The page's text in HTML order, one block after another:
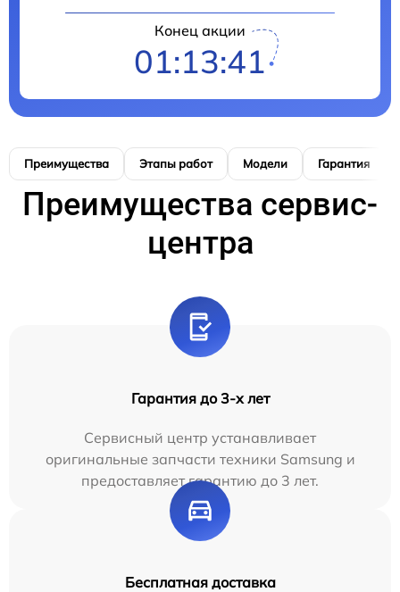
Конец акции
01:13:40
Преимущества Этапы работ Модели Гарантия
Преимущества сервис-
центра
Гарантия до 3-х лет
Сервисный центр устанавливает
оригинальные запчасти техники Samsung и
предоставляет гарантию до 3 лет.
Бесплатная доставка